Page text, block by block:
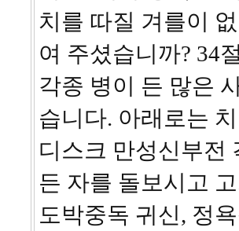
치를 따질 겨를이
여 주셨습니까? 34
각종 병이 든 많은
습니다. 아래로는
디스크 만성신부전
든 자를 돌보시고
도박중독 귀신, 정